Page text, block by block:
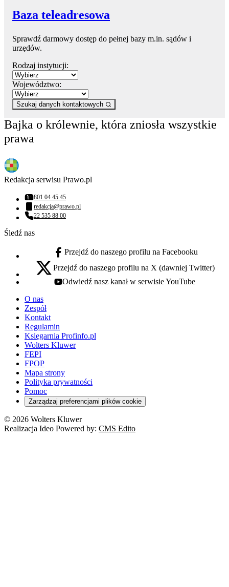
Baza teleadresowa
Sprawdź darmowy dostęp do pełnej bazy m.in. sądów i
urzędów.
Rodzaj instytucji:
Województwo:
Szukaj danych kontaktowych
Bajka o królewnie, która zniosła wszystkie
prawa
Redakcja serwisu Prawo.pl
Numer telefonu:
801 04 45 45
Adres email:
redakcja@prawo.pl
Numer telefonu:
22 535 88 00
Śledź nas
facebook - otwiera się w nowej karcie
Przejdź do naszego profilu na Facebooku
x - otwiera się w nowej karcie
Przejdź do naszego profilu na X (dawniej Twitter)
youtube - otwiera się w nowej karcie
Odwiedź nasz kanał w serwisie YouTube
O nas
Zespół
Kontakt
Regulamin
Księgarnia Profinfo.pl
Wolters Kluwer
FEPI
FPOP
Mapa strony
Polityka prywatności
Pomoc
Zarządzaj preferencjami plików cookie
© 2026 Wolters Kluwer
Realizacja Ideo Powered by: CMS Edito